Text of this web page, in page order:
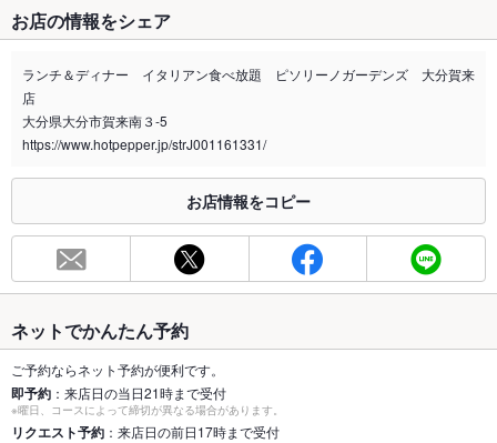
禁煙・喫煙 全席禁煙
喫煙専用室 なし
※2020年4月1日～受動喫煙対策に関する法律が施行されています。正しい情報はお店へお問い
合わせください。
お席
総席数
最大宴会収
容人数
20人(子供会やママ会にもオススメ♪)
個室 なし ：半個室ございます。
座敷 なし ：テーブル席・掘りごたつ席ございます。
掘りごたつ あり ：テーブル席・掘りごたつ席ございます。
お店の情報をシェア
ランチ＆ディナー イタリアン食べ放題 ピソリーノガーデンズ 大分賀来
店
大分県大分市賀来南３-5
https://www.hotpepper.jp/strJ001161331/
お店情報をコピー
ネットでかんたん予約
ご予約ならネット予約が便利です。
即予約 ：来店日の当日21時まで受付
※曜日、コースによって締切が異なる場合があります。
リクエスト予約 ：来店日の前日17時まで受付